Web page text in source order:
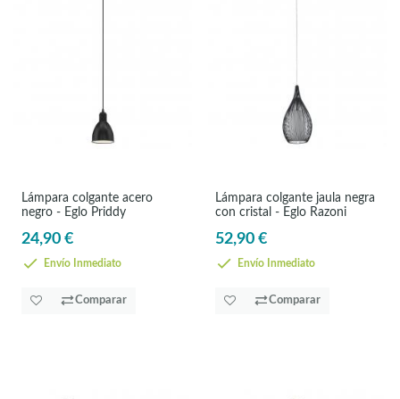
Lámpara colgante acero
negro - Eglo Priddy
24,90 €
Envío Inmediato
Comparar
Lámpara colgante jaula negra
con cristal - Eglo Razoni
52,90 €
Envío Inmediato
Comparar